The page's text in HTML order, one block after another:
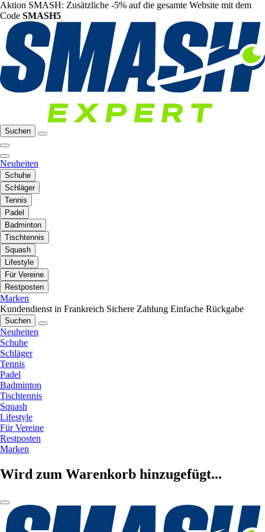
Aktion SMASH: Zusätzliche -5% auf die gesamte Website mit dem
Code SMASH5
Suchen
Neuheiten
Schuhe
Schläger
Tennis
Padel
Badminton
Tischtennis
Squash
Lifestyle
Für Vereine
Restposten
Marken
Kundendienst in Frankreich Sichere Zahlung Einfache Rückgabe
Suchen
Neuheiten
Schuhe
Schläger
Tennis
Padel
Badminton
Tischtennis
Squash
Lifestyle
Für Vereine
Restposten
Marken
Wird zum Warenkorb hinzugefügt...